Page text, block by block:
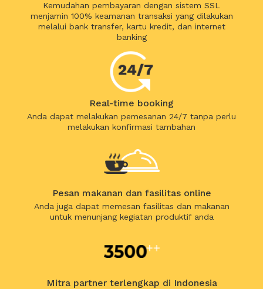
Kemudahan pembayaran dengan sistem SSL
menjamin 100% keamanan transaksi yang dilakukan
melalui bank transfer, kartu kredit, dan internet
banking
Real-time booking
Anda dapat melakukan pemesanan 24/7 tanpa perlu
melakukan konfirmasi tambahan
Pesan makanan dan fasilitas online
Anda juga dapat memesan fasilitas dan makanan
untuk menunjang kegiatan produktif anda
Mitra partner terlengkap di Indonesia